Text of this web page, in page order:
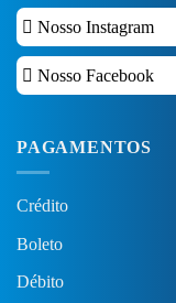
Nosso Instagram
Nosso Facebook
PAGAMENTOS
Crédito
Boleto
Débito